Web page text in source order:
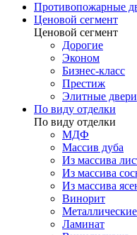
Противопожарные
Ценовой сегмент
Ценовой сегмент
Дорогие
Эконом
Бизнес-класс
Престиж
Элитные двери
По виду отделки
По виду отделки
МДФ
Массив дуба
Из массива
Из массива
Из массива
Винорит
Ламинат